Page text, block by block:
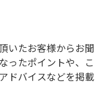
いたお客様からお聞
ったポイントや、こ
ドバイスなどを掲載